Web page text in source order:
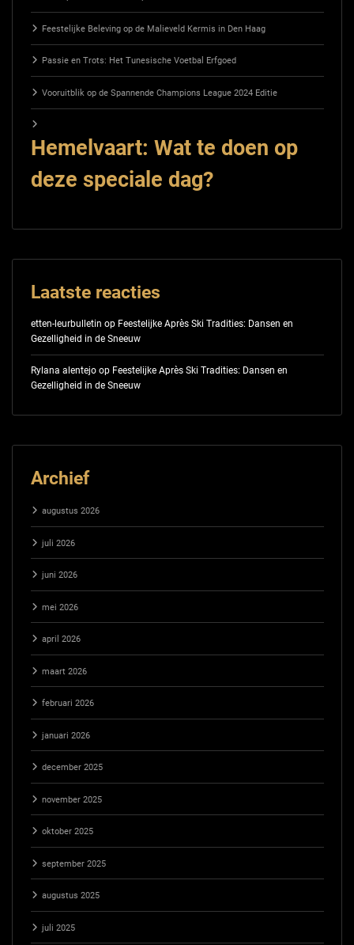
Feestelijke Beleving op de Malieveld Kermis in Den Haag
Passie en Trots: Het Tunesische Voetbal Erfgoed
Vooruitblik op de Spannende Champions League 2024 Editie
Hemelvaart: Wat te doen op
deze speciale dag?
Laatste reacties
etten-leurbulletin op Feestelijke Après Ski Tradities: Dansen en
Gezelligheid in de Sneeuw
Rylana alentejoop Feestelijke Après Ski Tradities: Dansen en
Gezelligheid in de Sneeuw
Archief
augustus 2026
juli 2026
juni 2026
mei 2026
april 2026
maart 2026
februari 2026
januari 2026
december 2025
november 2025
oktober 2025
september 2025
augustus 2025
juli 2025